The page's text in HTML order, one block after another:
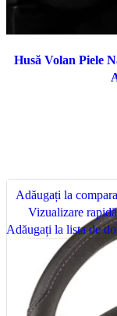
Husă Volan Piele
Adăugați la
Vizualizare rapidă
Adăugați la lista de